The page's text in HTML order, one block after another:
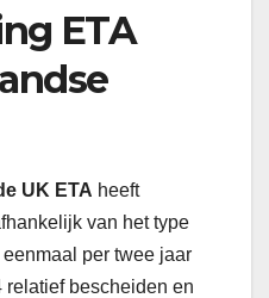
ETA
UK ETA heeft
van het type
per twee jaar
relatief bescheiden en